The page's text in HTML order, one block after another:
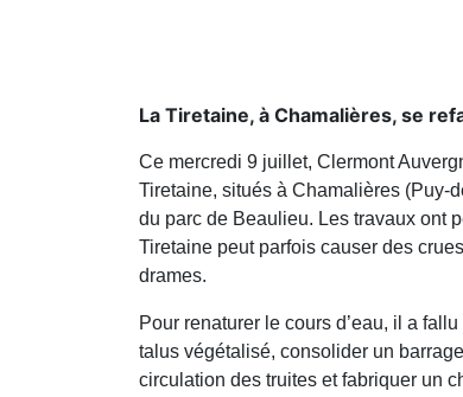
La Tiretaine, à Chamalières, se
Ce mercredi 9 juillet, Clermont
Tiretaine, situés à Chamalières (Puy-
du parc de Beaulieu. Les travaux ont
Tiretaine peut parfois causer des
drames.
Pour renaturer le cours d’eau, il a
talus végétalisé, consolider un
circulation des truites et fabriquer un